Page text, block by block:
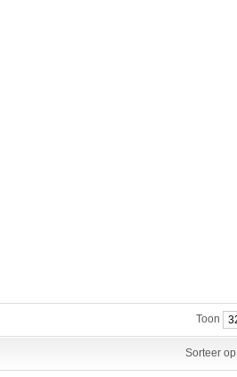
Toon
Sorteer op